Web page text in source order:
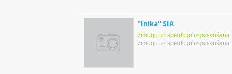
"Inika" SIA
Zīmogu un spiedogu izgatavošana
Zīmogu un spiedogu izgatavošana